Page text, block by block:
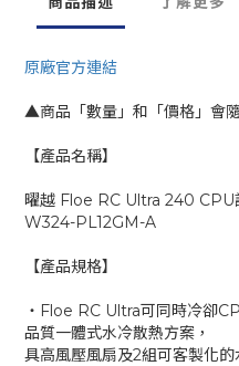
原廠官方連結
▲商品「數量」和「價格」會
【產品名稱】
曜越 Floe RC Ultra 240 CPU
W324-PL12GM-A
【產品規格】
‧Floe RC Ultra可同時冷卻
品質一體式水冷散熱方案，
具高風壓風扇及2組可客製化